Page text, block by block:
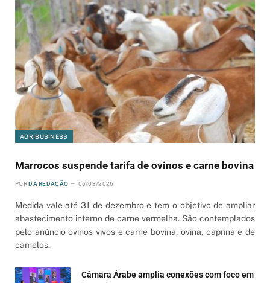
AGRIBUSINESS
Marrocos suspende tarifa de ovinos e carne bovina
POR DA REDAÇÃO 06/08/2026
Medida vale até 31 de dezembro e tem o objetivo de ampliar
abastecimento interno de carne vermelha. São contemplados
pelo anúncio ovinos vivos e carne bovina, ovina, caprina e de
camelos.
Câmara Árabe amplia conexões com foco em